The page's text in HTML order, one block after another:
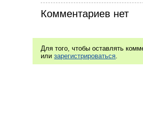
Комментариев нет
Для того, чтобы оставлять
илизарегистрироваться